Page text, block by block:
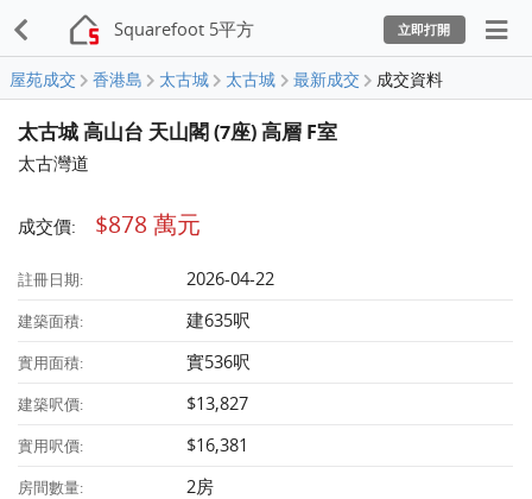
Squarefoot 5平方 立即打開
屋苑成交 香港島 太古城 太古城 最新成交 成交資料
太古城 高山台 天山閣 (7座) 高層 F室
太古灣道
成交價: $878 萬元
註冊日期: 2026-04-22
建築面積: 建635呎
實用面積: 實536呎
建築呎價: $13,827
實用呎價: $16,381
房間數量: 2房